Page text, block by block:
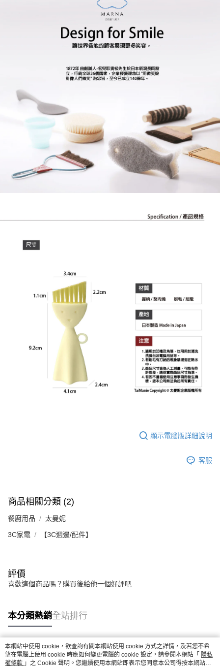
顯示電腦版詳細說明
客服
商品相關分類 (2)
餐廚用品 太曼妮
3C家電 【3C週邊/配件】
評價
喜歡這個商品嗎？購買後給他一個好評吧
本分類熱銷全站排行
熱門標籤
本網站中使用 cookie，欲查詢有關本網站使用 cookie 方式之詳情，及若您不希
望在電腦上使用 cookie 時應如何變更電腦的 cookie 設定，請參閱本網站「 隱私
權條款 」之 Cookie 聲明。您繼續使用本網站即表示您同意本公司得按本網站使